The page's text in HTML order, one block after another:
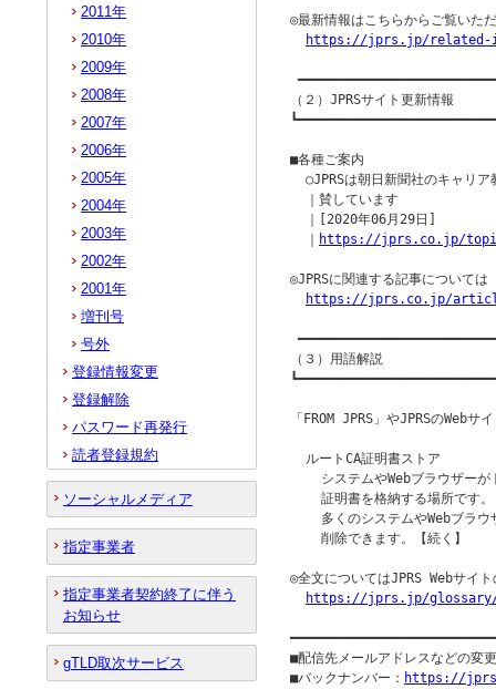
◎最新情報はこちらからご覧いた
https://jprs.jp/related-
（２）JPRSサイト更新情報
■各種ご案内
○JPRSは朝日新聞社のキャリア
  ｜賛しています
  ｜[2020年06月29日]
https://jprs.co.jp/
◎JPRSに関連する記事について
https://jprs.co.jp/
（３）用語解説
「FROM JPRS」やJPRSのWeb
  ルートCA証明書ストア
システムやWebブラウザーが
    証明書を格納する場所です。
多くのシステムやWebブラウ
    削除できます。【続く】
◎全文についてはJPRS Webサイ
https://jprs.jp/glossary/
■配信先メールアドレスなどの変
■バックナンバー： https://
2011年
2010年
2009年
2008年
2007年
2006年
2005年
2004年
2003年
2002年
2001年
増刊号
号外
登録情報変更
登録解除
パスワード再発行
読者登録規約
ソーシャルメディア
指定事業者
指定事業者契約終了に伴う
お知らせ
gTLD取次サービス